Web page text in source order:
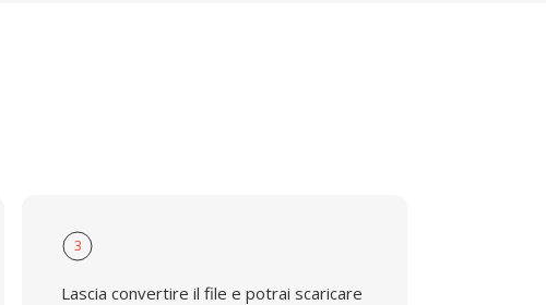
3
Lascia convertire il file e potrai scaricare